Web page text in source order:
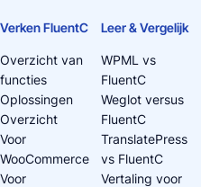
Verken FluentC
Overzicht van
functies
Oplossingen
Overzicht
Voor
WooCommerce
Voor
Leer & Vergelijk
WPML vs
FluentC
Weglot versus
FluentC
TranslatePress
vs FluentC
Vertaling voor